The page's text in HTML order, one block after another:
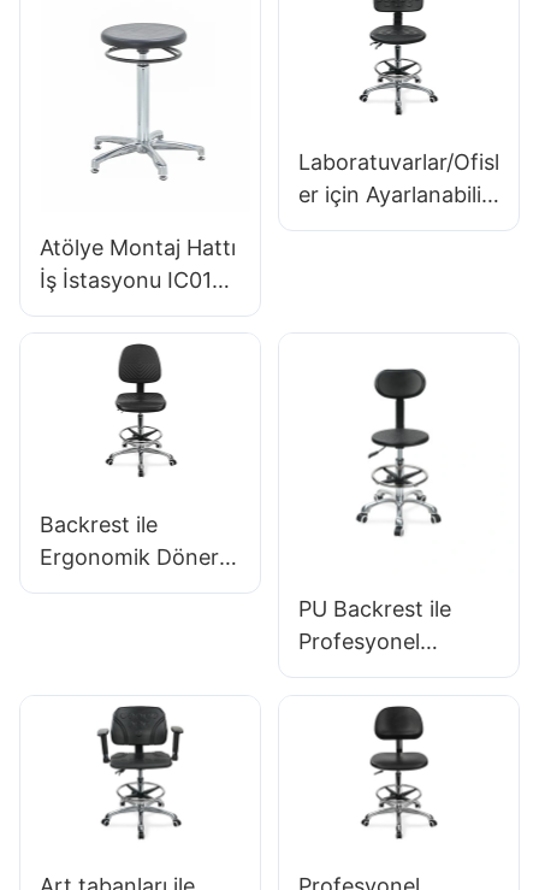
Hewei
laborot tabure
tasarım yüksekliği
ayarlanabilir ayak
halkası & Ultimate
krom 5 yıldızlı
taban011
Atölye Montaj Hattı
İş İstasyonu IC015-
2 ODM OEM
Özelleştirilmiş
Laboratuvarlar/Ofisl
er için Ayarlanabilir
PU Sırtlıklı,
Tabanlı Premium
Ergonomik Döner
Sandalye Ic027
Backrest ile
Ergonomik Döner
PU Sandalye &
halkası &
laboratuvarlar/temi
z odalar için
alüminyum 5 yıldızlı
PU Backrest ile
Profesyonel
Ergonomik Döner
Sandalye IC142 &
Kolçaklar
Ayarlanabilir Ayak
Halkası &
Laboratuvarlar için